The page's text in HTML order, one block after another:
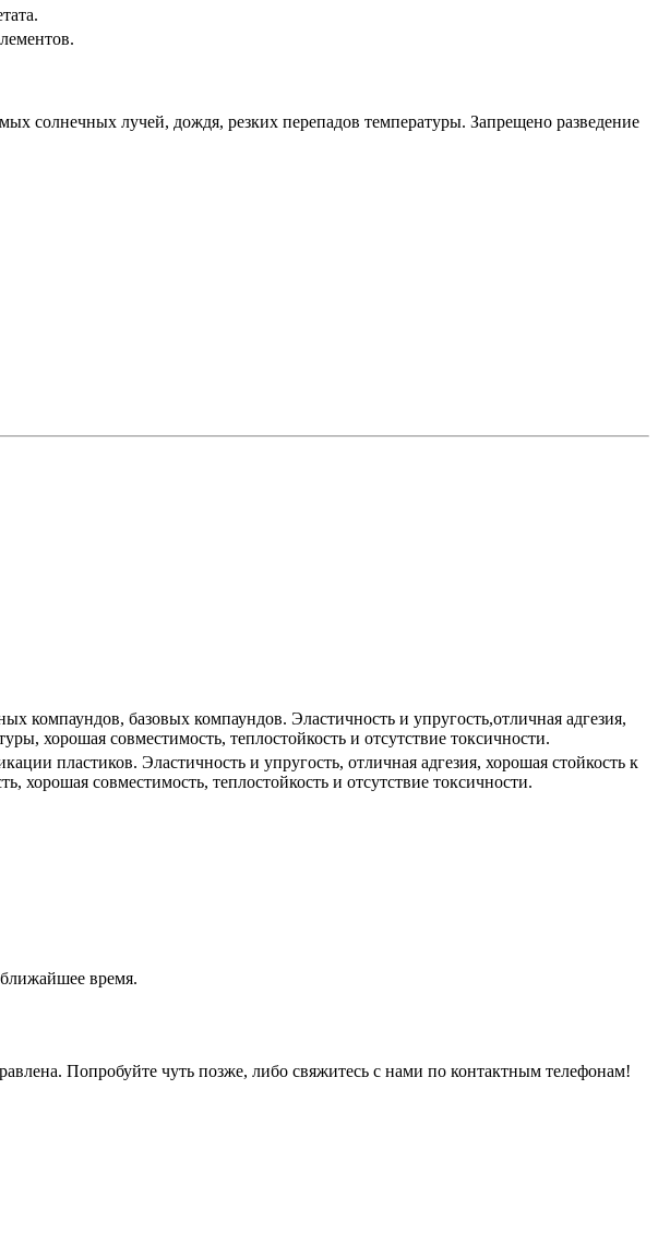
солнечных лучей, дождя, резких перепадов температуры. Запрещено разведение
компаундов, базовых компаундов. Эластичность и упругость,отличная адгезия,
хорошая совместимость, теплостойкость и отсутствие токсичности.
пластиков. Эластичность и упругость, отличная адгезия, хорошая стойкость к
хорошая совместимость, теплостойкость и отсутствие токсичности.
время.
Попробуйте чуть позже, либо свяжитесь с нами по контактным телефонам!